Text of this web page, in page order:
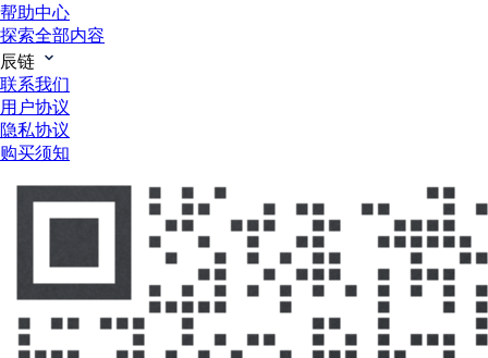
帮助中心
探索全部内容
辰链
联系我们
用户协议
隐私协议
购买须知